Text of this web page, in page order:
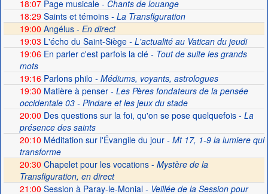
18:07Page musicale- Chants de louange
18:29Saints et témoins- La Transfiguration
19:00 Angélus - En direct
19:03 L'écho du Saint-Siège- L'actualité au Vatican du jeudi
19:06En parler c'est parfois la clé- Tout de suite les grands
mots
19:16Parlons philo - Médiums, voyants, astrologues
19:30 Matière à penser- Les Pères fondateurs de la pensée
occidentale 03 - Pindare et les jeux du stade
20:00 Des questions sur la foi, qu'on se pose quelquefois- La
présence des saints
20:10 Méditation sur l'Évangile du jour- Mt 17, 1-9 la lumiere qui
transforme
20:30 Chapelet pour les vocations - Mystère de la
Transfiguration, en direct
21:00 Session à Paray-le-Monial- Veillée de la Session pour